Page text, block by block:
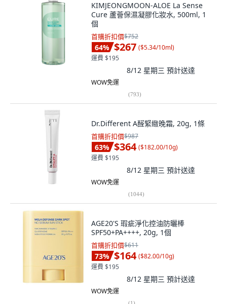
KIMJEONGMOON-ALOE La Sense
Cure 蘆薈保濕凝膠化妝水, 500ml, 1
個
首購折扣價$752
64% $267 ($5.34/10ml)
運費 $195
8/12 星期三 預計送達
WOW免運
(793)
Dr.Different A醛緊緻晚霜, 20g, 1條
首購折扣價$987
63% $364 ($182.00/10g)
運費 $195
8/12 星期三 預計送達
WOW免運
(1044)
AGE20'S 瑕疵淨化控油防曬棒
SPF50+PA++++, 20g, 1個
首購折扣價$611
73% $164 ($82.00/10g)
運費 $195
8/12 星期三 預計送達
WOW免運
(1)